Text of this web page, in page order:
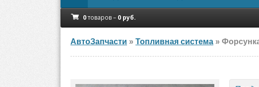
0товаров – 0 руб.
АвтоЗапчасти » Топливная система »